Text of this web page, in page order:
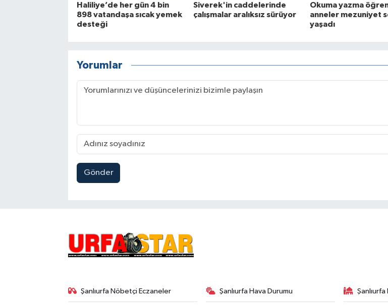
Haliliye’de her gün 4 bin
898 vatandaşa sıcak yemek
desteği
Siverek'in caddelerinde
çalışmalar aralıksız sürüyor
Okuma yazma
anneler mezuniyet
yaşadı
Yorumlar
Gönder
Şanlıurfa Nöbetçi Eczaneler Şanlıurfa Hava Durumu